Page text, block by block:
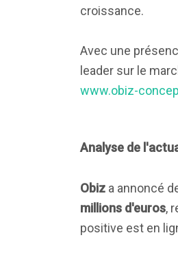
croissance.
Avec une
leader sur le
www.obiz-
Analyse de
Obiz a annoncé
millions d'euros,
positive est en